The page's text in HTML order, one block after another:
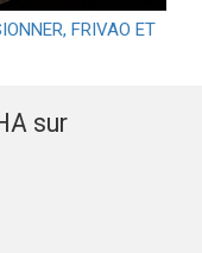
FRIVAO ET
sur